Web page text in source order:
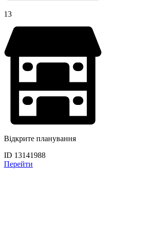
13
Відкрите планування
ID 13141988
Перейти